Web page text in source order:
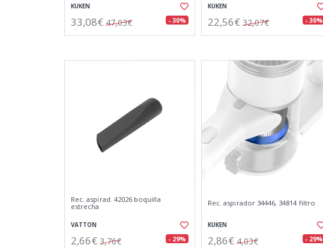
KUKEN
33,08€ 47,03€ - 30%
KUKEN
22,56€ 32,07€ - 30%
Rec. aspirad. 42026 boquilla
estrecha
VATTON
2,66€ 3,76€ - 29%
Rec. aspirador 34446, 34814 filtro
KUKEN
2,86€ 4,03€ - 29%